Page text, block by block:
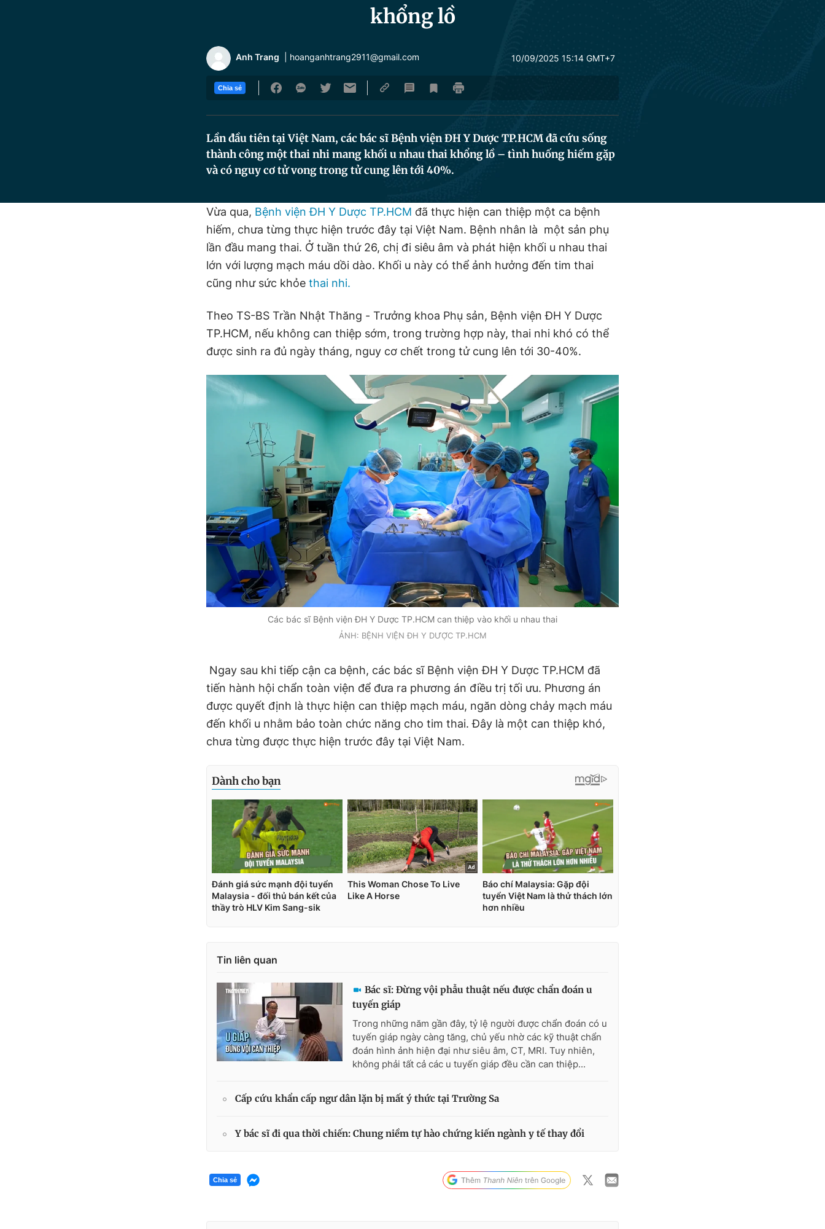
khổng lồ
Anh Trang | hoanganhtrang2911@gmail.com 10/09/2025 15:14 GMT+7
Chia sẻ
Lần đầu tiên tại Việt Nam, các bác sĩ Bệnh viện ĐH Y Dược TP.HCM đã cứu sống
thành công một thai nhi mang khối u nhau thai khổng lồ – tình huống hiếm gặp
và có nguy cơ tử vong trong tử cung lên tới 40%.
Vừa qua, Bệnh viện ĐH Y Dược TP.HCM đã thực hiện can thiệp một ca bệnh
hiếm, chưa từng thực hiện trước đây tại Việt Nam. Bệnh nhân là một sản phụ
lần đầu mang thai. Ở tuần thứ 26, chị đi siêu âm và phát hiện khối u nhau thai
lớn với lượng mạch máu dồi dào. Khối u này có thể ảnh hưởng đến tim thai
cũng như sức khỏe thai nhi.
Theo TS-BS Trần Nhật Thăng - Trưởng khoa Phụ sản, Bệnh viện ĐH Y Dược
TP.HCM, nếu không can thiệp sớm, trong trường hợp này, thai nhi khó có thể
được sinh ra đủ ngày tháng, nguy cơ chết trong tử cung lên tới 30-40%.
Các bác sĩ Bệnh viện ĐH Y Dược TP.HCM can thiệp vào khối u nhau thai
ẢNH: BỆNH VIỆN ĐH Y DƯỢC TP.HCM
Ngay sau khi tiếp cận ca bệnh, các bác sĩ Bệnh viện ĐH Y Dược TP.HCM đã
tiến hành hội chẩn toàn viện để đưa ra phương án điều trị tối ưu. Phương án
được quyết định là thực hiện can thiệp mạch máu, ngăn dòng chảy mạch máu
đến khối u nhằm bảo toàn chức năng cho tim thai. Đây là một can thiệp khó,
chưa từng được thực hiện trước đây tại Việt Nam.
Tin liên quan
Bác sĩ: Đừng vội phẫu thuật nếu được chẩn đoán u
tuyến giáp
Trong những năm gần đây, tỷ lệ người được chẩn đoán có u
tuyến giáp ngày càng tăng, chủ yếu nhờ các kỹ thuật chẩn
đoán hình ảnh hiện đại như siêu âm, CT, MRI. Tuy nhiên,
không phải tất cả các u tuyến giáp đều cần can thiệp...
Cấp cứu khẩn cấp ngư dân lặn bị mất ý thức tại Trường Sa
Y bác sĩ đi qua thời chiến: Chung niềm tự hào chứng kiến ngành y tế thay đổi
Chia sẻ